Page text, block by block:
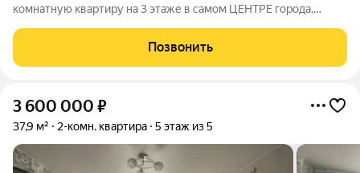
комнатную квартиру на 3 этаже в самом ЦЕНТРЕ города,
площадью 42,6 кв.м. Квартира с косметическим ремонтом ,
чистая , теплая , светлая.
Позвонить
3 600 000 ₽
37,9 м² 2-комн. квартира 5 этаж из 5